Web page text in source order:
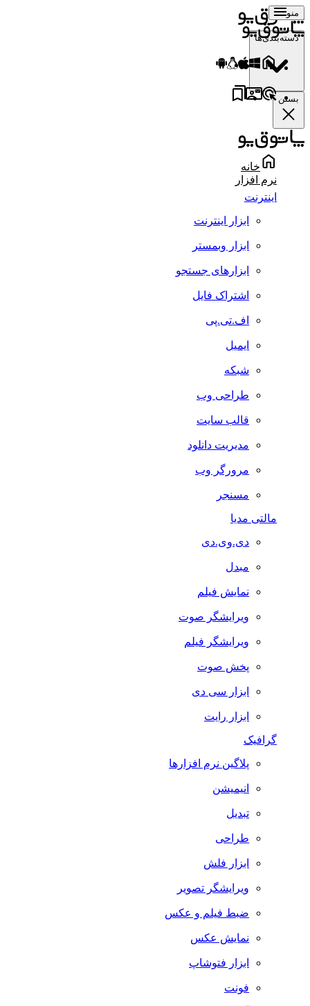
منو
دسته‌بندی‌ها
بستن
خانه
نرم افزار
اینترنت
ابزار اینترنت
ابزار وبمستر
ابزارهای جستجو
اشتراک فایل
اف.تی.پی
ایمیل
شبکه
طراحی وب
قالب سایت
مدیریت دانلود
مرورگر وب
مسنجر
مالتی مدیا
دی.وی.دی
مبدل
نمایش فیلم
ویرایشگر صوت
ویرایشگر فیلم
پخش صوت
ابزار سی دی
ابزار رایت
گرافیک
پلاگین نرم افزارها
انیمیشن
تبدیل
طراحی
ابزار فلش
ویرایشگر تصویر
ضبط فيلم و عكس
نمایش عکس
ابزار فتوشاپ
فونت